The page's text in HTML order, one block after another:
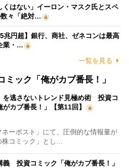
くはない」イーロン・マスク氏とスペ
数々「絶対…
兆円超】銀行、商社、ゼネコンは最高
業・…
一覧を見る
ミック「俺がカブ番長！」
を逃さないトレンド見極め術 投資コ
がカブ番長！」【第11回】
ーポスト」にて、圧倒的な情報量が
株コミック」とし…
義 投資コミック「俺がカブ番長！」